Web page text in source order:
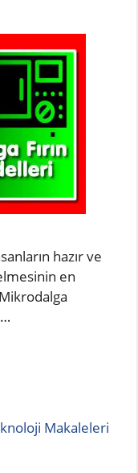
hazır ve
en
Makaleleri